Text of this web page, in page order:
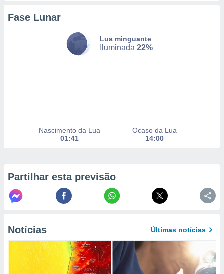
seus
se
ou opor-
qualquer
em “
na
Fase Lunar
Lua minguante
Iluminada 22%
Nascimento da Lua
01:41
Ocaso da Lua
14:00
Partilhar esta previsão
Notícias Últimas notícias